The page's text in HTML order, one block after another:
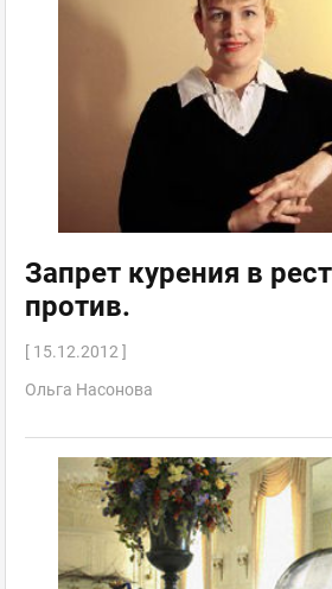
Запрет курения в
против.
[ 15.12.2012 ]
Ольга Насонова